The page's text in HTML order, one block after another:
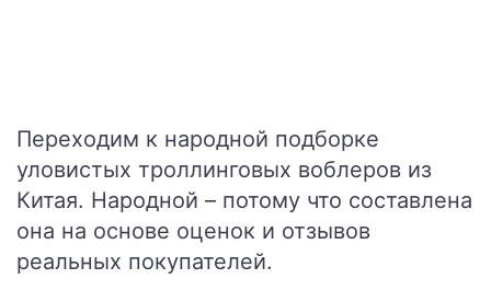
Переходим к народной подборке
уловистых троллинговых воблеров из
Китая. Народной – потому что составлена
она на основе оценок и отзывов
реальных покупателей.